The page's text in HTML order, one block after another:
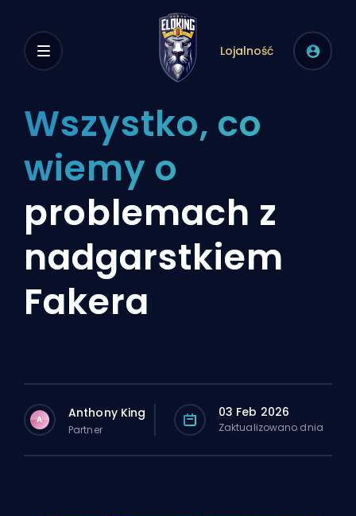
Lojalność
Wszystko, co
wiemy o
problemach z
nadgarstkiem
Fakera
A Anthony King
Partner
03 Feb 2026
Zaktualizowano dnia